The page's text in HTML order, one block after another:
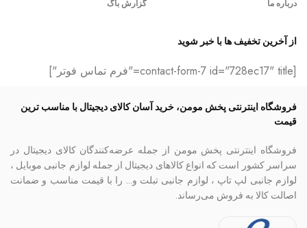
درباره ما گزارش باگ
از آخرین تخفیف ها با خبر شوید
[contact-form-7 id="728ec17" title="فرم تماس فوتر"]
فروشگاه اینترنتی پخش مومن، خرید آسان کالای دیجیتال با مناسب ترین
قیمت
فروشگاه اینترنتی پخش مومن از جمله عرضه‌کنندگان کالای دیجیتال در
سراسر کشور است که انواع کالاهای دیجیتال از جمله لوازم جانبی موبایل ،
لوازم جانبی لپ تاپ ، لوازم جانبی تبلت و… را با قیمت مناسب و ضمانت
اصالت کالا به فروش می‌رساند.